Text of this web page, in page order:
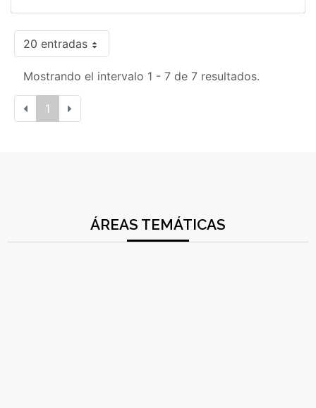
20 entradas
Mostrando el intervalo 1 - 7 de 7 resultados.
1
ÁREAS TEMÁTICAS